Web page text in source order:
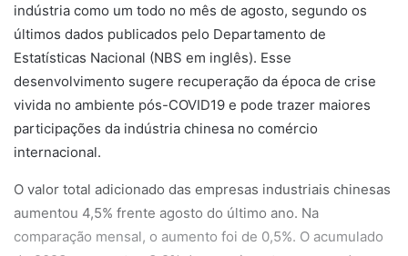
indústria como um todo no mês de agosto, segundo os
últimos dados publicados pelo Departamento de
Estatísticas Nacional (NBS em inglês). Esse
desenvolvimento sugere recuperação da época de crise
vivida no ambiente pós-COVID19 e pode trazer maiores
participações da indústria chinesa no comércio
internacional.
O valor total adicionado das empresas industriais chinesas
aumentou 4,5% frente agosto do último ano. Na
comparação mensal, o aumento foi de 0,5%. O acumulado